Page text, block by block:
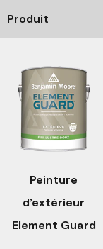
Produit
Peinture
d’extérieur
Element Guard